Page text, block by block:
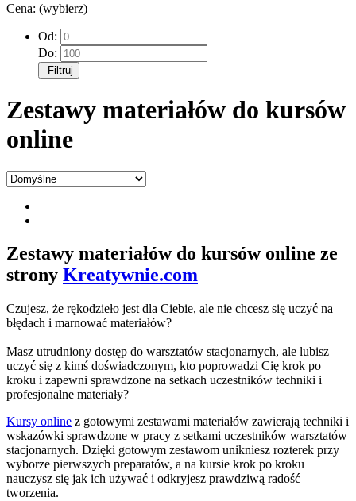
Cena: (wybierz)
Od:
Do:
Filtruj
Zestawy materiałów do kursów
online
Zestawy materiałów do kursów online ze
strony Kreatywnie.com
Czujesz, że rękodzieło jest dla Ciebie, ale nie chcesz się uczyć na
błędach i marnować materiałów?
Masz utrudniony dostęp do warsztatów stacjonarnych, ale lubisz
uczyć się z kimś doświadczonym, kto poprowadzi Cię krok po
kroku i zapewni sprawdzone na setkach uczestników techniki i
profesjonalne materiały?
Kursy online z gotowymi zestawami materiałów zawierają techniki i
wskazówki sprawdzone w pracy z setkami uczestników warsztatów
stacjonarnych. Dzięki gotowym zestawom unikniesz rozterek przy
wyborze pierwszych preparatów, a na kursie krok po kroku
nauczysz się jak ich używać i odkryjesz prawdziwą radość
tworzenia.